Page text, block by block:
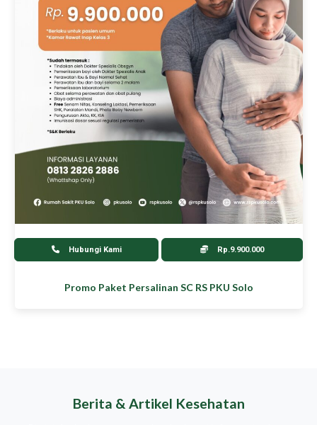
Hubungi Kami Rp.9.900.000
Promo Paket Persalinan SC RS PKU Solo
Berita & Artikel Kesehatan